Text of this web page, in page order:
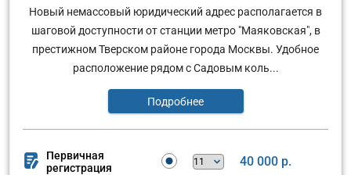
Новый немассовый юридический адрес располагается в
шаговой доступности от станции метро "Маяковская", в
престижном Тверском районе города Москвы. Удобное
расположение рядом с Садовым коль...
Подробнее
Первичная
регистрация
40 000 р.